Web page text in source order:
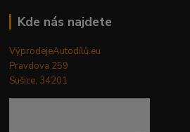
Kde nás najdete
VýprodejeAutodílů.eu
Pravdova 259
Sušice, 34201